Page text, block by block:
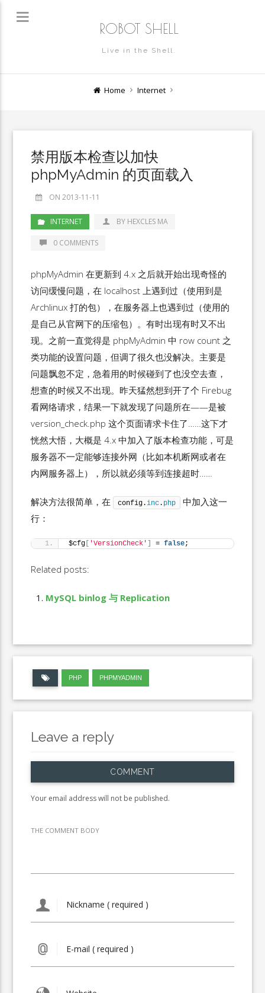
ROBOT SHELL
Live in the Shell.
Home Internet
禁用版本检查以加快
phpMyAdmin 的页面载入
ON 2013-11-11
INTERNET BY HEXCLES MA
0 COMMENTS
phpMyAdmin 在更新到 4.x 之后就开始出现奇怪的
访问缓慢问题，在 localhost 上遇到过（使用到是
Archlinux 打的包），在服务器上也遇到过（使用的
是自己从官网下的压缩包）。有时出现有时又不出
现。之前一直觉得是 phpMyAdmin 中 row count 之
类功能的设置问题，但调了很久也没解决。主要是
问题飘忽不定，急着用的时候碰到了也没空去查，
想查的时候又不出现。昨天猛然想到开了个 Firebug
看网络请求，结果一下就发现了问题所在——是被
version_check.php 这个页面请求卡住了……这下才
恍然大悟，大概是 4.x 中加入了版本检查功能，可是
服务器不一定能够连接外网（比如本机断网或者在
内网服务器上），所以就必须等到连接超时……
解决方法很简单，在 config.inc. php
中加入这一
行：
$cfg 'VersionCheck' = false;
Related posts:
MySQL binlog 与 Replication
PHP PHPMYADMIN
Leave a reply
COMMENT
Your email address will not be published.
THE COMMENT BODY